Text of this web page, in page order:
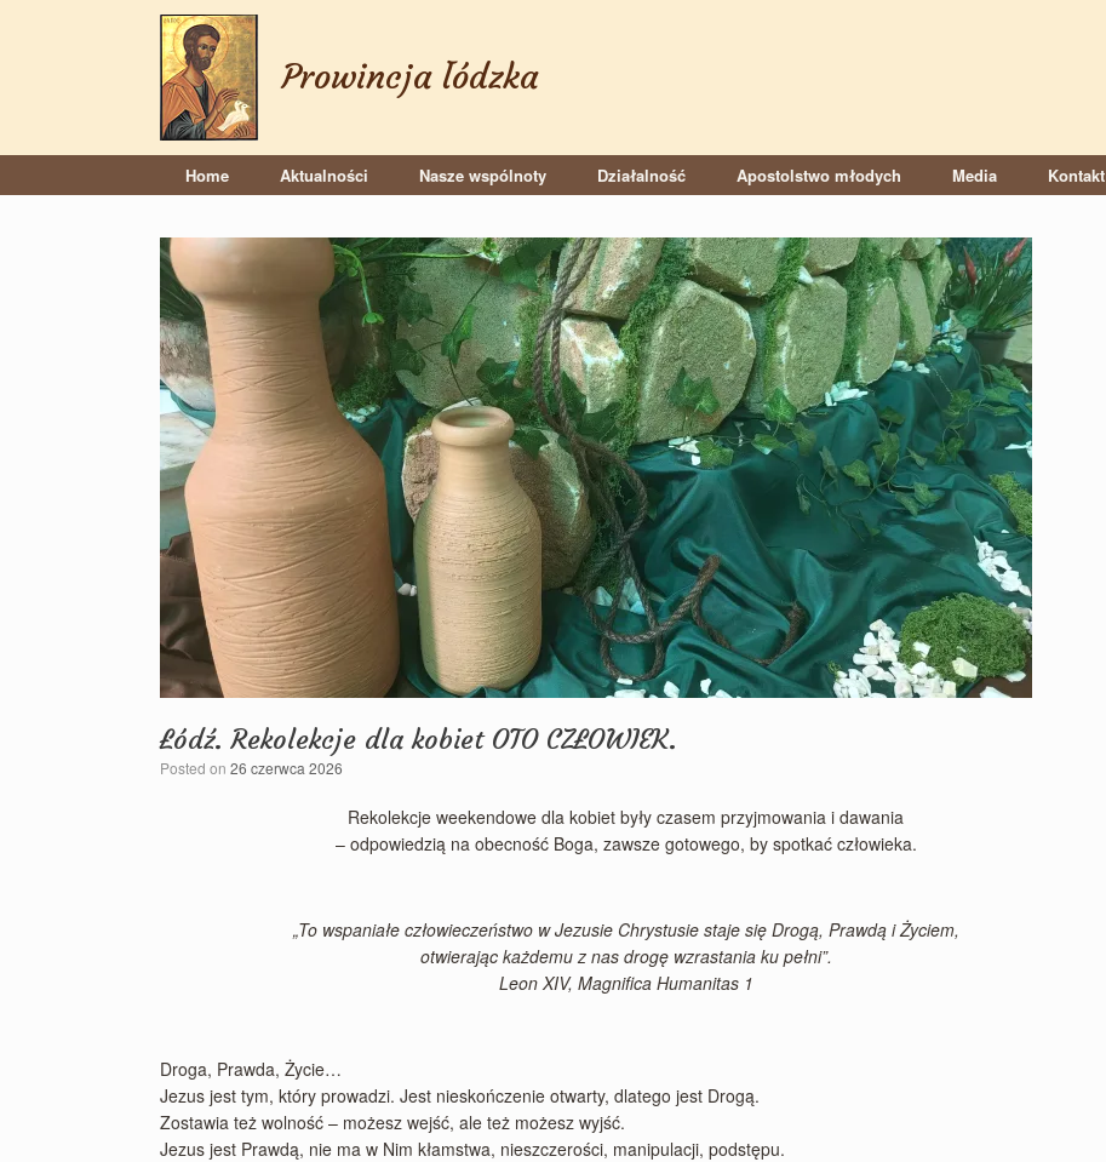
Prowincja łódzka
Home Aktualności Nasze wspólnoty Działalność Apostolstwo młodych Media Kontakt
Łódź. Rekolekcje dla kobiet OTO CZŁOWIEK.
Posted on 26 czerwca 2026
Rekolekcje weekendowe dla kobiet były czasem przyjmowania i dawania
– odpowiedzią na obecność Boga, zawsze gotowego, by spotkać człowieka.
„To wspaniałe człowieczeństwo w Jezusie Chrystusie staje się Drogą, Prawdą i Życiem,
otwierając każdemu z nas drogę wzrastania ku pełni”.
Leon XIV, Magnifica Humanitas 1
Droga, Prawda, Życie…
Jezus jest tym, który prowadzi. Jest nieskończenie otwarty, dlatego jest Drogą.
Zostawia też wolność – możesz wejść, ale też możesz wyjść.
Jezus jest Prawdą, nie ma w Nim kłamstwa, nieszczerości, manipulacji, podstępu.